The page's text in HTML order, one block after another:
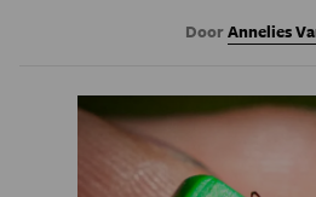
DoorAnnelies